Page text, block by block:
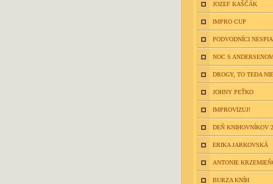
JOZEF KAŠČÁK
IMPRO CUP
PODVODNÍCI NESPIA
NOC S
DROGY, TO TEDA
JOHNY PEŤKO
IMPROVIZUJ!
DEŇ KNIHOVNÍKOV
ERIKA JARKOVSKÁ
ANTONIE
BURZA KNÍH